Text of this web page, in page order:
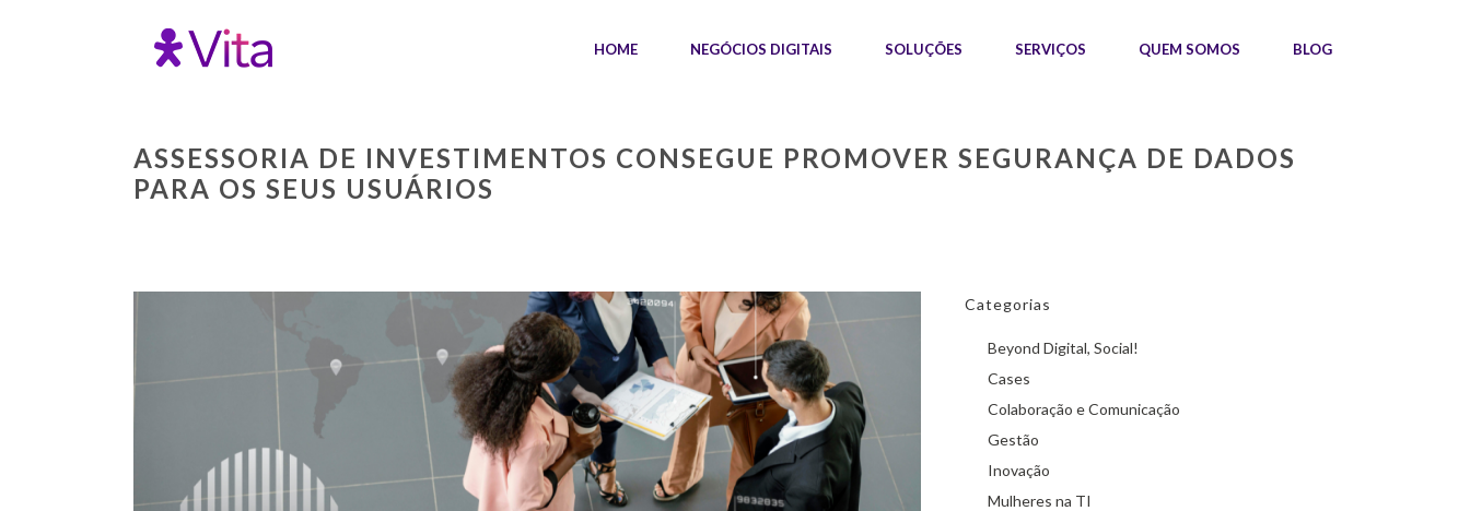
HOME NEGÓCIOS DIGITAIS SOLUÇÕES SERVIÇOS QUEM SOMOS BLOG
ASSESSORIA DE INVESTIMENTOS CONSEGUE PROMOVER SEGURANÇA DE DADOS
PARA OS SEUS USUÁRIOS
Categorias
Beyond Digital, Social!
Cases
Colaboração e Comunicação
Gestão
Inovação
Mulheres na TI